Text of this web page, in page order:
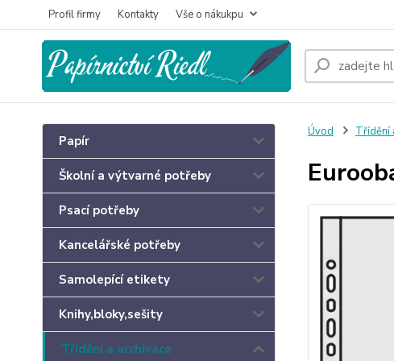
Profil firmy Kontakty Vše o nákukpu
Papír
Školní a výtvarné potřeby
Psací potřeby
Kancelářské potřeby
Samolepící etikety
Knihy,bloky,sešity
Třídění a archivace
Úvod Třídění